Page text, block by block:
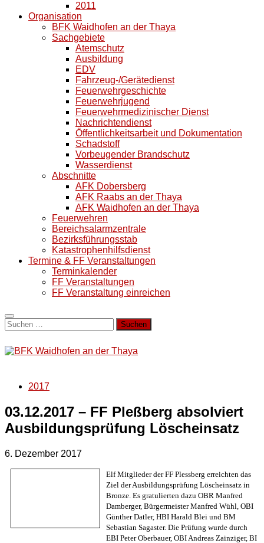
2011
Organisation
BFK Waidhofen an der Thaya
Sachgebiete
Atemschutz
Ausbildung
EDV
Fahrzeug-/Gerätedienst
Feuerwehrgeschichte
Feuerwehrjugend
Feuerwehrmedizinischer Dienst
Nachrichtendienst
Öffentlichkeitsarbeit und Dokumentation
Schadstoff
Vorbeugender Brandschutz
Wasserdienst
Abschnitte
AFK Dobersberg
AFK Raabs an der Thaya
AFK Waidhofen an der Thaya
Feuerwehren
Bereichsalarmzentrale
Bezirksführungsstab
Katastrophenhilfsdienst
Termine & FF Veranstaltungen
Terminkalender
FF Veranstaltungen
FF Veranstaltung einreichen
Suchen
nach:
2017
03.12.2017 – FF Pleßberg absolviert
Ausbildungsprüfung Löscheinsatz
6. Dezember 2017
Elf Mitglieder der FF Plessberg erreichten das
Ziel der Ausbildungsprüfung Löscheinsatz in
Bronze. Es gratulierten dazu OBR Manfred
Damberger, Bürgermeister Manfred Wühl, OBI
Günther Datler, HBI Harald Blei und BM
Sebastian Sagaster. Die Prüfung wurde durch
EBI Peter Oberbauer, OBI Andreas Zainziger, BI